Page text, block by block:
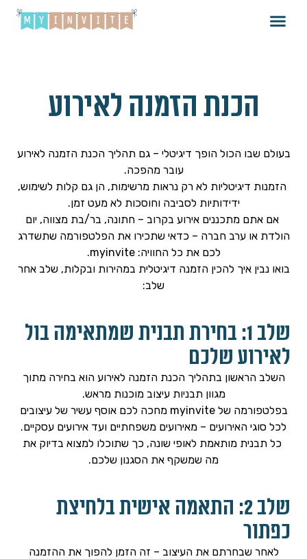
הכנת הזמנה לאירוע
בעולם שבו הכול הופך דיגיטלי – גם תהליךהכנת הזמנה לאירוע
עובר מהפכה.
הזמנות דיגיטליות לא רק נראות מרשימות, הן גם קלות לשימוש,
ידידותיות לסביבה וחוסכות לא מעט זמן.
אם אתם מתכננים אירוע בקרוב – חתונה, בר/בת מצווה, יום
הולדת או ערב חברה – כדאי שתכירו את הפלטפורמה שתשדרג
לכם את כל החוויה:myinvite
.
בואו נבין איך להכין הזמנה דיגיטלית במהירות ובקלות, שלב אחר
שלב:
שלב 1: בחירת תבנית שמתאימה בול
לאירוע שלכם
השלב הראשון בתהליךהכנת הזמנה לאירוע הוא בחירה מתוך
מגוון תבניות עיצוב מוכנות מראש.
בפלטפורמה של myinvite מחכה לכם אוסף עשיר של עיצובים
לכל סוגי האירועים – מאירועים משפחתיים ועד אירועים עסקיים.
כל תבנית מותאמת לאופי שונה, כך שתוכלו למצוא בדיוק את
מה שמשקף את הסגנון שלכם.
שלב 2: התאמה אישית בלחיצת
כפתור
לאחר שבחרתם את העיצוב – זה הזמן להפוך את ההזמנה